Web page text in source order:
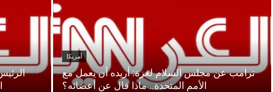
أمريكا
ترامب عن مجلس السلام لغزة: أريده أن يعمل مع
الأمم المتحدة.. ماذا قال عن أعضائه؟